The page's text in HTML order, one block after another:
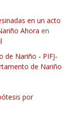
en un acto
Ahora en
de Nariño - PIFJ-
de Nariño
por